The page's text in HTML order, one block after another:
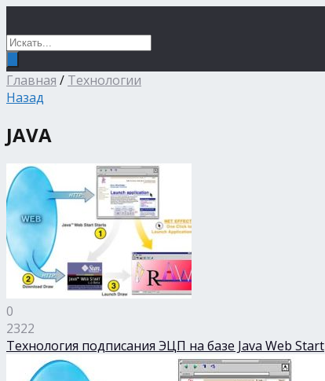
Главная / Технологии
Назад
JAVA
0
2322
Технология подписания ЭЦП на базе Java Web Start